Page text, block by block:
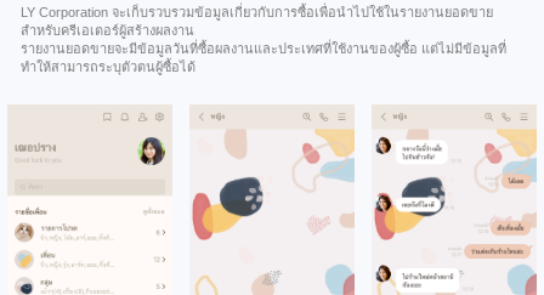
LY Corporation จะเก็บรวบรวมข้อมูลเกี่ยวกับการซื้อเพื่อนำไปใช้ในรายงานยอดขาย
สำหรับครีเอเตอร์ผู้สร้างผลงาน
รายงานยอดขายจะมีข้อมูลวันที่ซื้อผลงานและประเทศที่ใช้งานของผู้ซื้อ แต่ไม่มีข้อมูลที่
ทำให้สามารถระบุตัวตนผู้ซื้อได้